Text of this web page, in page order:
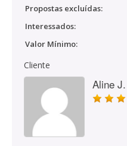
Propostas excluídas:
Interessados:
Valor Mínimo:
Cliente
Aline J.